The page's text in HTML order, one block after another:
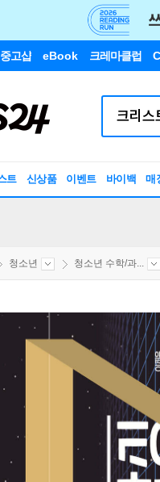
중고샵 eBook 크레마클럽
트 신상품 이벤트 바이백 매
청소년 청소년 수학/과...